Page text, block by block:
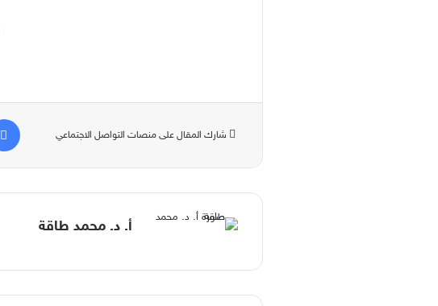
شارك المقال على منصات التواصل الاجتماعي
أ. د. محمد طاقة